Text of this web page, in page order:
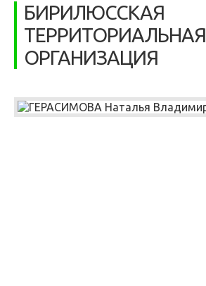
БИРИЛЮССКАЯ
ТЕРРИТОРИАЛЬНАЯ
ОРГАНИЗАЦИЯ